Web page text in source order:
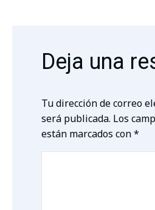
Deja una
Tu dirección de correo
será publicada. Los
están marcados con*